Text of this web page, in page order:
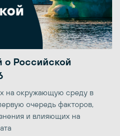
о Российской
на окружающую среду в
очередь факторов,
и влияющих на